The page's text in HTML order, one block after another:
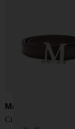
Max Mara
Cintura in pelle